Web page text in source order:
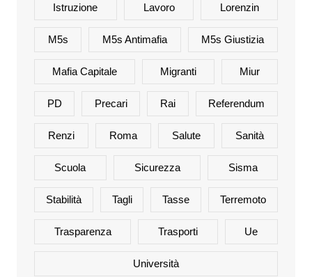
Istruzione Lavoro Lorenzin
M5s M5s Antimafia M5s Giustizia
Mafia Capitale Migranti Miur
PD Precari Rai Referendum
Renzi Roma Salute Sanità
Scuola Sicurezza Sisma
Stabilità Tagli Tasse Terremoto
Trasparenza Trasporti Ue
Università